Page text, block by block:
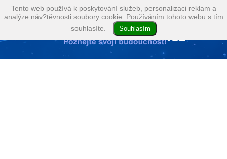
Tento web používá k poskytování služeb, personalizaci reklam a
analýze náv?těvnosti soubory cookie. Používáním tohoto webu s tím
souhlasíte.